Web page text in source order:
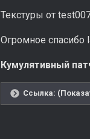
Текстуры от
Огромное спасибо
Кумулятивный
Ссылка: